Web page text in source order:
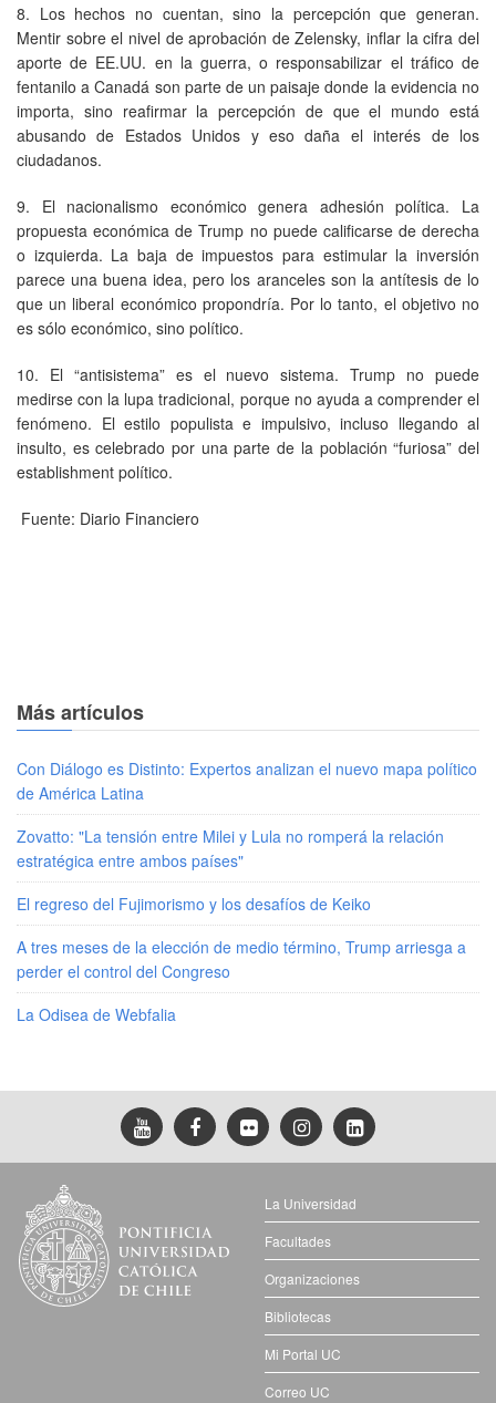
8. Los hechos no cuentan, sino la percepción que generan.
Mentir sobre el nivel de aprobación de Zelensky, inflar la cifra del
aporte de EE.UU. en la guerra, o responsabilizar el tráfico de
fentanilo a Canadá son parte de un paisaje donde la evidencia no
importa, sino reafirmar la percepción de que el mundo está
abusando de Estados Unidos y eso daña el interés de los
ciudadanos.
9. El nacionalismo económico genera adhesión política. La
propuesta económica de Trump no puede calificarse de derecha
o izquierda. La baja de impuestos para estimular la inversión
parece una buena idea, pero los aranceles son la antítesis de lo
que un liberal económico propondría. Por lo tanto, el objetivo no
es sólo económico, sino político.
10. El “antisistema” es el nuevo sistema. Trump no puede
medirse con la lupa tradicional, porque no ayuda a comprender el
fenómeno. El estilo populista e impulsivo, incluso llegando al
insulto, es celebrado por una parte de la población “furiosa” del
establishment político.
Fuente: Diario Financiero
Más artículos
Con Diálogo es Distinto: Expertos analizan el nuevo mapa político
de América Latina
Zovatto: "La tensión entre Milei y Lula no romperá la relación
estratégica entre ambos países"
El regreso del Fujimorismo y los desafíos de Keiko
A tres meses de la elección de medio término, Trump arriesga a
perder el control del Congreso
La Odisea de Webfalia
La Universidad
Facultades
Organizaciones
Bibliotecas
Mi Portal UC
Correo UC